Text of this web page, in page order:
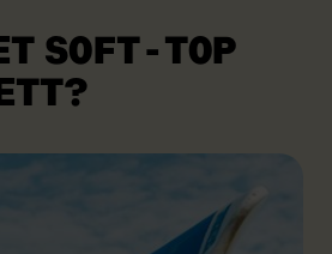
SOFT-TOP